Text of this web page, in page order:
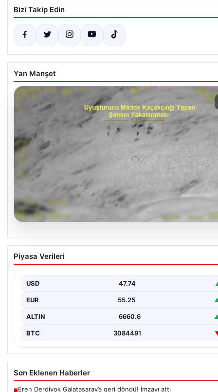
Bizi Takip Edin
Yan Manşet
07.08.2026
Hakkari’de JİHA Destekli Operasyonda 253
Uyuşturucu Ele Geçirildi
ekipleri tarafından gerçekleştirilen ve Jandarma İnsansız…
Piyasa Verileri
USD 47.74
EUR 55.25
ALTIN 6660.6
BTC 3084491
Son Eklenen Haberler
■Eren Derdiyok Galatasaray’a geri döndü! İmzayı attı